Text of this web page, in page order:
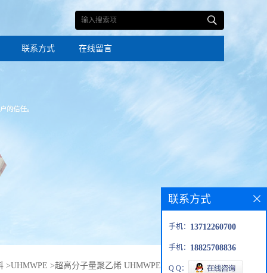
联系方式 在线留言
>UHMWPE >超高分子量聚乙烯 UHMWPE韩国油化 耐磨塑
联系方式
手机： 13712260700
手机： 18825708836
Q Q：